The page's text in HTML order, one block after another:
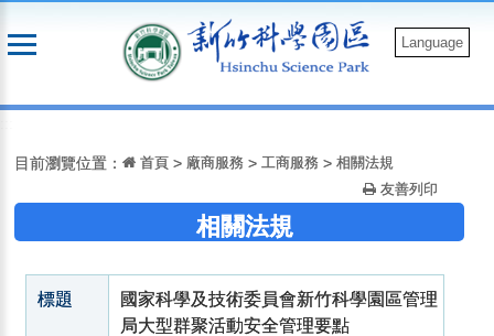
到
Language
目前瀏覽位置： 首頁 > 廠商服務 >工商服務 >相關法規
友善列印
相關法規
標題
國家科學及技術委員會新竹科學園區管理
局大型群聚活動安全管理要點